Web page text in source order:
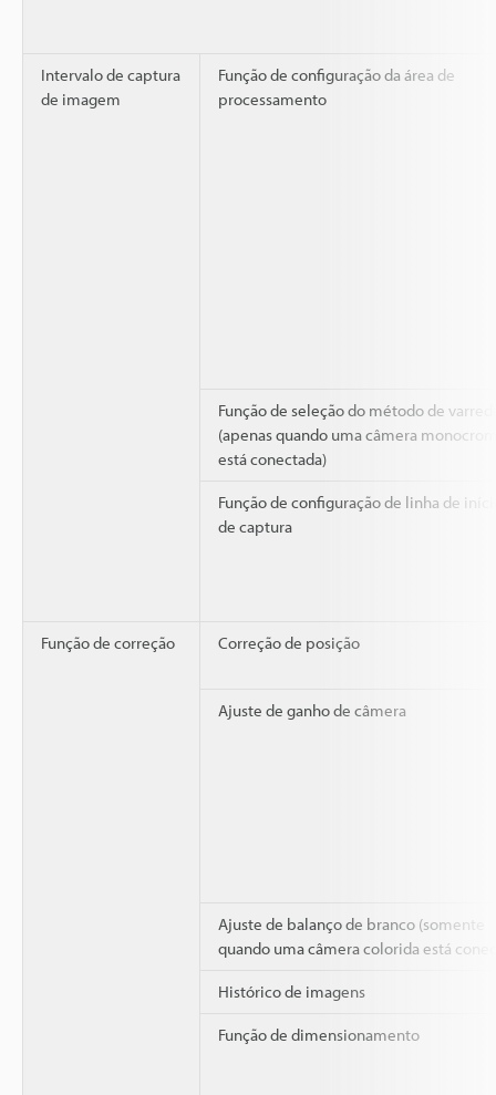
Intervalo de captura
de imagem
Função de configuração da área de
processamento
Função de seleção do método de
(apenas quando uma câmera
está conectada)
Função de configuração de linha de
de captura
Função de correção Correção de posição
Ajuste de ganho de câmera
Ajuste de balanço de branco (somente
quando uma câmera colorida está
Histórico de imagens
Função de dimensionamento